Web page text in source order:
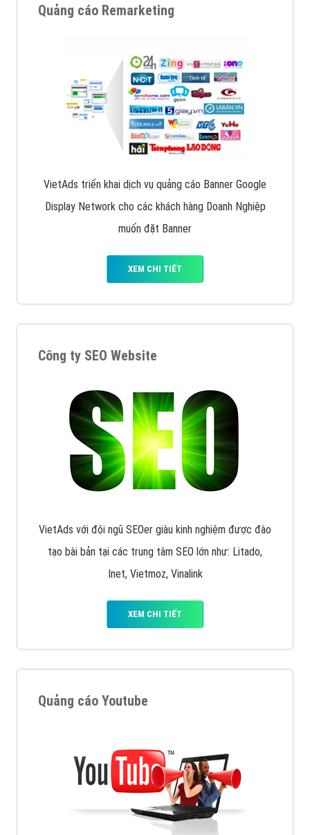
Quảng cáo Remarketing
VietAds triển khai dịch vụ quảng cáo Banner Google
Display Network cho các khách hàng Doanh Nghiệp
muốn đặt Banner
XEM CHI TIẾT
Công ty SEO Website
VietAds với đội ngũ SEOer giàu kinh nghiệm được đào
tạo bài bản tại các trung tâm SEO lớn như: Litado,
Inet, Vietmoz, Vinalink
XEM CHI TIẾT
Quảng cáo Youtube